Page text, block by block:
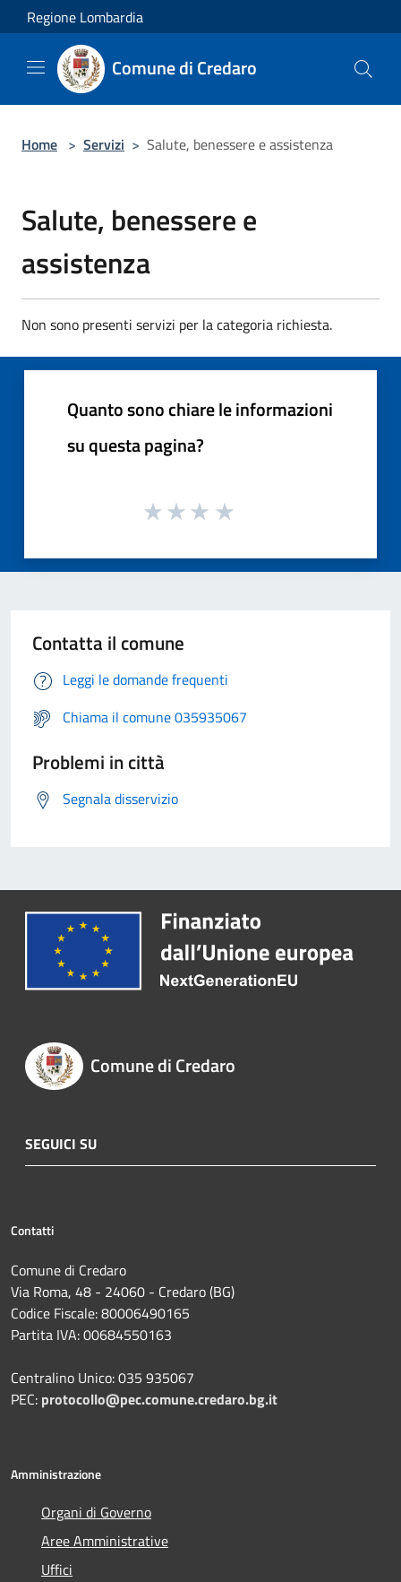
Salta al contenuto principale
Regione Lombardia
Comune di Credaro
Home > Servizi > Salute, benessere e assistenza
Salute, benessere e
assistenza
Non sono presenti servizi per la categoria richiesta.
Quanto sono chiare le informazioni
su questa pagina?
Contatta il comune
Leggi le domande frequenti
Chiama il comune 035935067
Problemi in città
Segnala disservizio
Comune di Credaro
SEGUICI SU
Contatti
Comune di Credaro
Via Roma, 48 - 24060 - Credaro (BG)
Codice Fiscale: 80006490165
Partita IVA: 00684550163
Centralino Unico: 035 935067
PEC: protocollo@pec.comune.credaro.bg.it
Amministrazione
Organi di Governo
Aree Amministrative
Uffici